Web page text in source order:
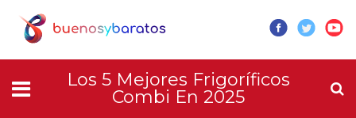
Los 5 Mejores Frigoríficos
Combi En 2025